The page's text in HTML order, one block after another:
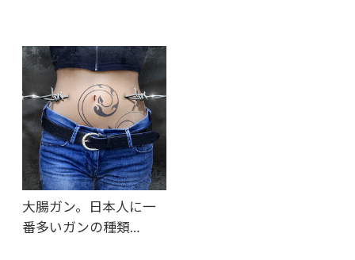
大腸ガン。日本人に一
番多いガンの種類…